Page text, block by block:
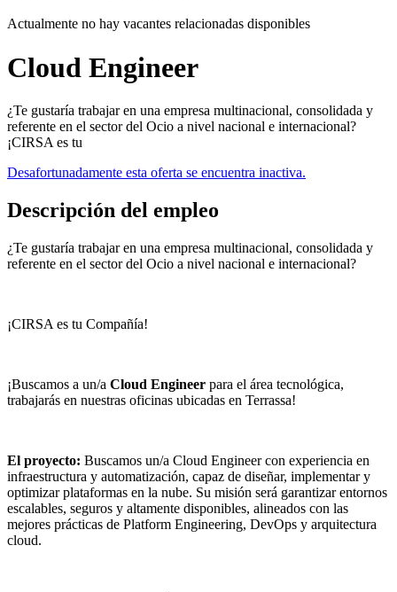
Actualmente no hay vacantes relacionadas disponibles
Cloud Engineer
¿Te gustaría trabajar en una empresa multinacional, consolidada y
referente en el sector del Ocio a nivel nacional e internacional?
¡CIRSA es tu
Desafortunadamente esta oferta se encuentra inactiva.
Descripción del empleo
¿Te gustaría trabajar en una empresa multinacional, consolidada y
referente en el sector del Ocio a nivel nacional e internacional?
¡CIRSA es tu Compañía!
¡Buscamos a un/a Cloud Engineer para el área tecnológica,
trabajarás en nuestras oficinas ubicadas en Terrassa!
El proyecto: Buscamos un/a Cloud Engineer con experiencia en
infraestructura y automatización, capaz de diseñar, implementar y
optimizar plataformas en la nube. Su misión será garantizar entornos
escalables, seguros y altamente disponibles, alineados con las
mejores prácticas de Platform Engineering, DevOps y arquitectura
cloud.